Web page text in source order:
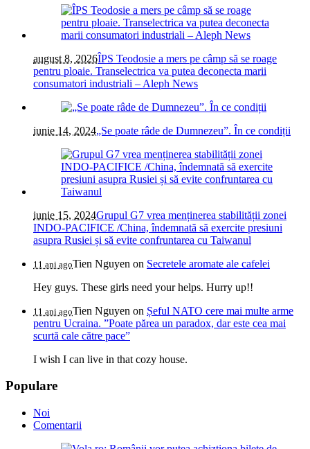
august 8, 2026ÎPS Teodosie a mers pe câmp să se roage
pentru ploaie. Transelectrica va putea deconecta marii
consumatori industriali – Aleph News
iunie 14, 2024„Se poate râde de Dumnezeu”. În ce condiții
iunie 15, 2024Grupul G7 vrea menținerea stabilității zonei
INDO-PACIFICE /China, îndemnată să exercite presiuni
asupra Rusiei și să evite confruntarea cu Taiwanul
11 ani agoTien Nguyen on Secretele aromate ale cafelei
Hey guys. These girls need your helps. Hurry up!!
11 ani agoTien Nguyen on Șeful NATO cere mai multe arme
pentru Ucraina. ”Poate părea un paradox, dar este cea mai
scurtă cale către pace”
I wish I can live in that cozy house.
Populare
Noi
Comentarii